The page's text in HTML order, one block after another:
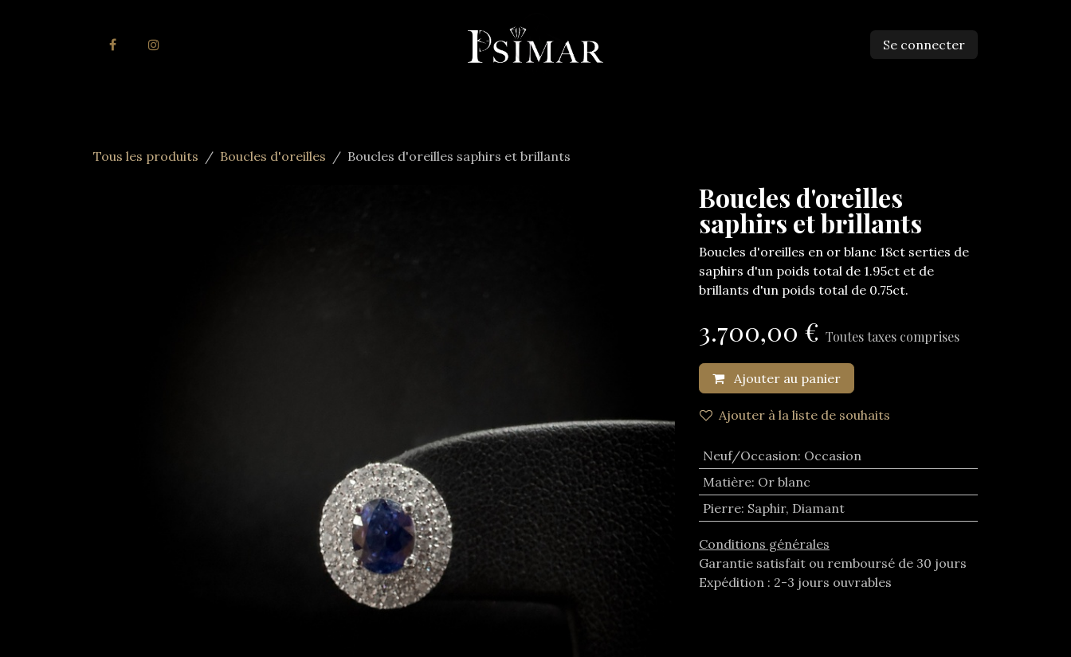
Se connecter
Tous les produits Boucles d'oreilles Boucles d'oreilles saphirs et brillants
Boucles d'oreilles
saphirs et brillants
Boucles d'oreilles en or blanc 18ct serties de
saphirs d'un poids total de 1.95ct et de
brillants d'un poids total de 0.75ct.
3.700,00 € Toutes taxes comprises
Ajouter au panier
Ajouter à la liste de souhaits
Neuf/Occasion: Occasion
Matière: Or blanc
Pierre: Saphir, Diamant
Conditions générales
Garantie satisfait ou remboursé de 30 jours
Expédition : 2-3 jours ouvrables